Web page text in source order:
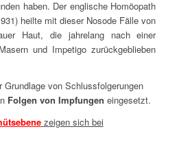
haben. Der englische Homöopath
heilte mit dieser Nosode Fälle von
Haut, die jahrelang nach einer
und Impetigo zurückgeblieben
Grundlage von Schlussfolgerungen
Folgen von Impfungen eingesetzt.
zeigen sich bei